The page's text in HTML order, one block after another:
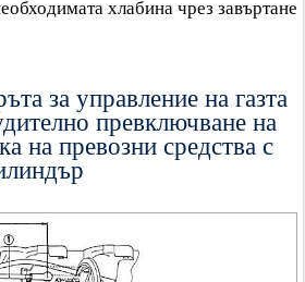
хлабина чрез завъртане
за управление на газта
превключване на
на превозни средства с